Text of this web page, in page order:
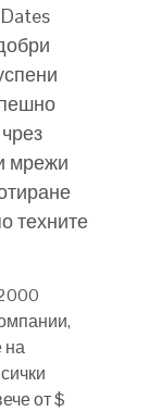
мрежи
техните
на
от $